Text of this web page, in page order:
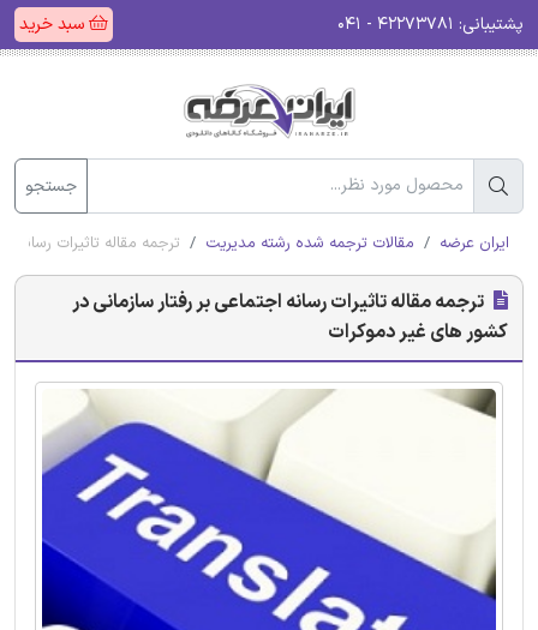
پشتیبانی: سبد خرید
جستجو
ایران عرضه مقالات ترجمه شده رشته مدیریت ترجمه مقاله تاثیرات
ترجمه مقاله تاثیرات رسانه اجتماعی بر رفتار سازمانی در
کشور های غیر دموکرات